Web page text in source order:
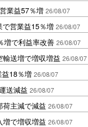
業益57％増 26/08/07
営業益15％増 26/08/07
増で利益率改善 26/08/07
送増で増収増益 26/08/07
18％増 26/08/07
送減益 26/08/07
主減で減益 26/08/07
で増収増益 26/08/07